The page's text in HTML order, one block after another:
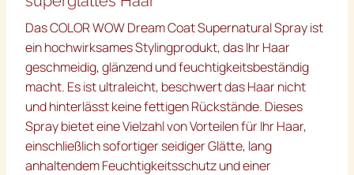
Das COLOR WOW Dream Coat Supernatural Spray ist
ein hochwirksames Stylingprodukt, das Ihr Haar
geschmeidig, glänzend und feuchtigkeitsbeständig
macht. Es ist ultraleicht, beschwert das Haar nicht
und hinterlässt keine fettigen Rückstände. Dieses
Spray bietet eine Vielzahl von Vorteilen für Ihr Haar,
einschließlich sofortiger seidiger Glätte, lang
anhaltendem Feuchtigkeitsschutz und einer